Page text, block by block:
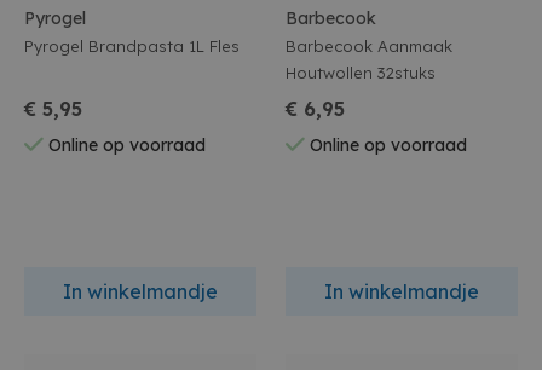
Pyrogel
Pyrogel Brandpasta 1L Fles
€ 5,95
Online op voorraad
In winkelmandje
Barbecook
Barbecook Aanmaak
Houtwollen 32stuks
€ 6,95
Online op voorraad
In winkelmandje